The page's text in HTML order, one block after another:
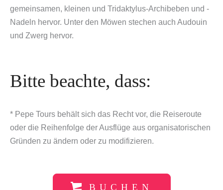
gemeinsamen, kleinen und Tridaktylus-Archibeben und -
Nadeln hervor. Unter den Möwen stechen auch Audouin
und Zwerg hervor.
Bitte beachte, dass:
* Pepe Tours behält sich das Recht vor, die Reiseroute
oder die Reihenfolge der Ausflüge aus organisatorischen
Gründen zu ändern oder zu modifizieren.
BUCHEN